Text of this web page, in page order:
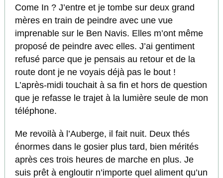
Come In ? J’entre et je tombe sur deux grand
mères en train de peindre avec une vue
imprenable sur le Ben Navis. Elles m’ont même
proposé de peindre avec elles. J’ai gentiment
refusé parce que je pensais au retour et de la
route dont je ne voyais déjà pas le bout !
L’après-midi touchait à sa fin et hors de question
que je refasse le trajet à la lumière seule de mon
téléphone.
Me revoilà à l’Auberge, il fait nuit. Deux thés
énormes dans le gosier plus tard, bien mérités
après ces trois heures de marche en plus. Je
suis prêt à engloutir n’importe quel aliment qu’un